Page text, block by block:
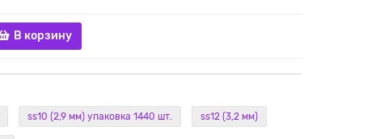
В корзину
ss10 (2,9 мм) упаковка 1440 шт. ss12 (3,2 мм)